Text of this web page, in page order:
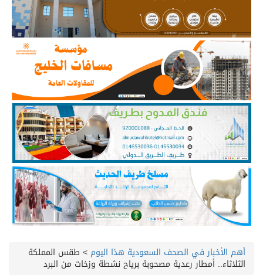
أهم الأخبار في الصحف السعودية هذا اليوم > طقس المملكة
الثلاثاء.. أمطار رعدية مصحوبة برياح نشطة وزخات من البرد